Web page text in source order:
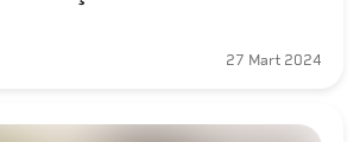
27 Mart 2024